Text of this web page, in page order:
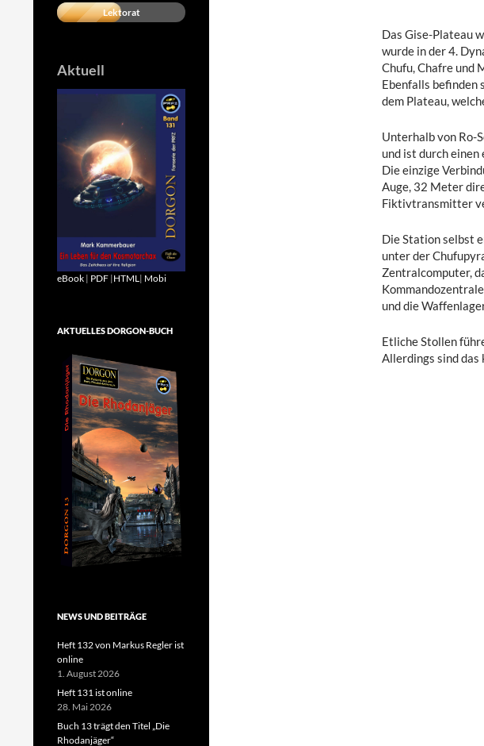
Das Gise-Plateau
wurde in der 4.
Chufu, Chafre und
Ebenfalls befinden
dem Plateau,
Unterhalb von Ro-
und ist durch
Die einzige
Auge, 32 Meter
Fiktivtransmitter
Die Station selbst
unter der
Zentralcomputer,
und die
Etliche Stollen
Allerdings sind das
Lektorat
Aktuell
eBook | PDF |HTML | Mobi
AKTUELLES DORGON-BUCH
NEWS UND BEITRÄGE
Heft 132 von Markus Regler ist
online
1. August 2026
Heft 131 ist online
28. Mai 2026
Buch 13 trägt den Titel „Die
Rhodanjäger“